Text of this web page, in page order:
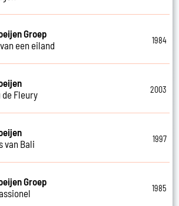
Groep
een eiland
1984
de Fleury
2003
van Bali
1997
Groep
1985